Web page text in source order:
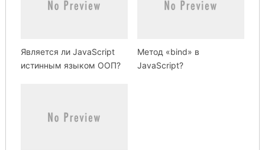
Является ли JavaScript
истинным языком ООП?
Метод «bind» в
JavaScript?